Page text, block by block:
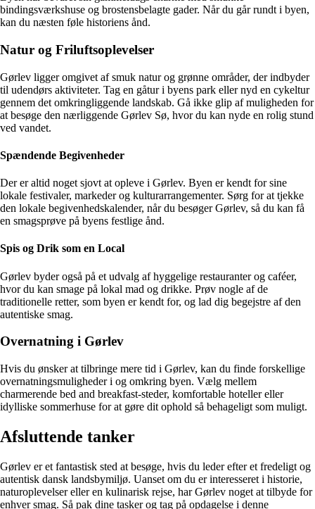
bindingsværkshuse og brostensbelagte gader. Når du går rundt i byen,
kan du næsten føle historiens ånd.
Natur og Friluftsoplevelser
Gørlev ligger omgivet af smuk natur og grønne områder, der indbyder
til udendørs aktiviteter. Tag en gåtur i byens park eller nyd en cykeltur
gennem det omkringliggende landskab. Gå ikke glip af muligheden for
at besøge den nærliggende Gørlev Sø, hvor du kan nyde en rolig stund
ved vandet.
Spændende Begivenheder
Der er altid noget sjovt at opleve i Gørlev. Byen er kendt for sine
lokale festivaler, markeder og kulturarrangementer. Sørg for at tjekke
den lokale begivenhedskalender, når du besøger Gørlev, så du kan få
en smagsprøve på byens festlige ånd.
Spis og Drik som en Local
Gørlev byder også på et udvalg af hyggelige restauranter og caféer,
hvor du kan smage på lokal mad og drikke. Prøv nogle af de
traditionelle retter, som byen er kendt for, og lad dig begejstre af den
autentiske smag.
Overnatning i Gørlev
Hvis du ønsker at tilbringe mere tid i Gørlev, kan du finde forskellige
overnatningsmuligheder i og omkring byen. Vælg mellem
charmerende bed and breakfast-steder, komfortable hoteller eller
idylliske sommerhuse for at gøre dit ophold så behageligt som muligt.
Afsluttende tanker
Gørlev er et fantastisk sted at besøge, hvis du leder efter et fredeligt og
autentisk dansk landsbymiljø. Uanset om du er interesseret i historie,
naturoplevelser eller en kulinarisk rejse, har Gørlev noget at tilbyde for
enhver smag. Så pak dine tasker og tag på opdagelse i denne